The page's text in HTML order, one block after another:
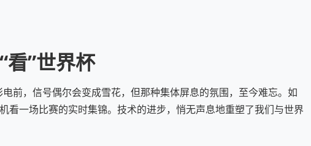
看”世界杯
前，信号偶尔会变成雪花，但那种集体屏息的氛围，至今难忘。如
看一场比赛的实时集锦。技术的进步，悄无声息地重塑了我们与世界